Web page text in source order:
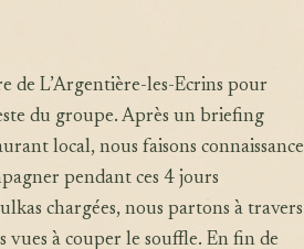
de L’Argentière-les-Ecrins pour
du groupe. Après un briefing
local, nous faisons connaissance
pendant ces 4 jours
chargées, nous partons à travers
vues à couper le souffle. En fin de